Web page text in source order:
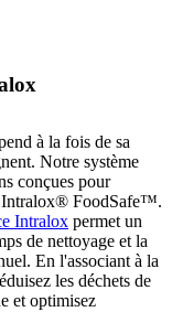
à la fois de sa
Notre système
conçues pour
Intralox® FoodSafe™.
Intralox permet un
de nettoyage et la
En l'associant à la
les déchets de
et optimisez